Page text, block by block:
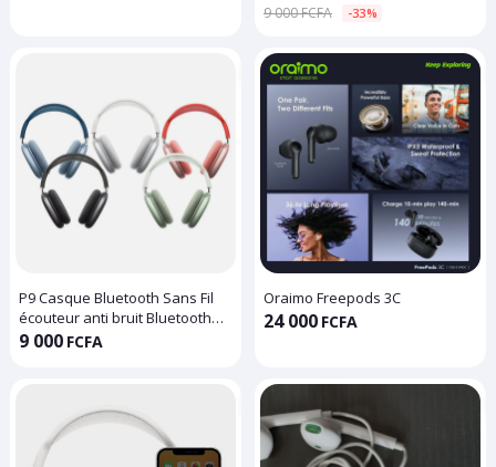
9 000 FCFA -33%
P9 Casque Bluetooth Sans Fil
écouteur anti bruit Bluetooth
compatible 5.0
9 000 FCFA
Oraimo Freepods 3C
24 000 FCFA